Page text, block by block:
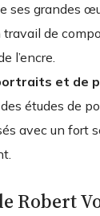
ses grandes
de
l’encre.
et de
études de
avec un fort
Robert